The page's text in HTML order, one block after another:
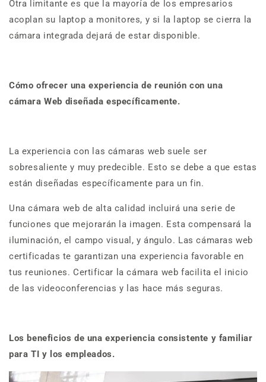
Otra limitante es que la mayoría de los empresarios
acoplan su laptop a monitores, y si la laptop se cierra la
cámara integrada dejará de estar disponible.
Cómo ofrecer una experiencia de reunión con una
cámara Web diseñada específicamente.
La experiencia con las cámaras web suele ser
sobresaliente y muy predecible. Esto se debe a que estas
están diseñadas específicamente para un fin.
Una cámara web de alta calidad incluirá una serie de
funciones que mejorarán la imagen. Esta compensará la
iluminación, el campo visual, y ángulo. Las cámaras web
certificadas te garantizan una experiencia favorable en
tus reuniones. Certificar la cámara web facilita el inicio
de las videoconferencias y las hace más seguras.
Los beneficios de una experiencia consistente y familiar
para TI y los empleados.